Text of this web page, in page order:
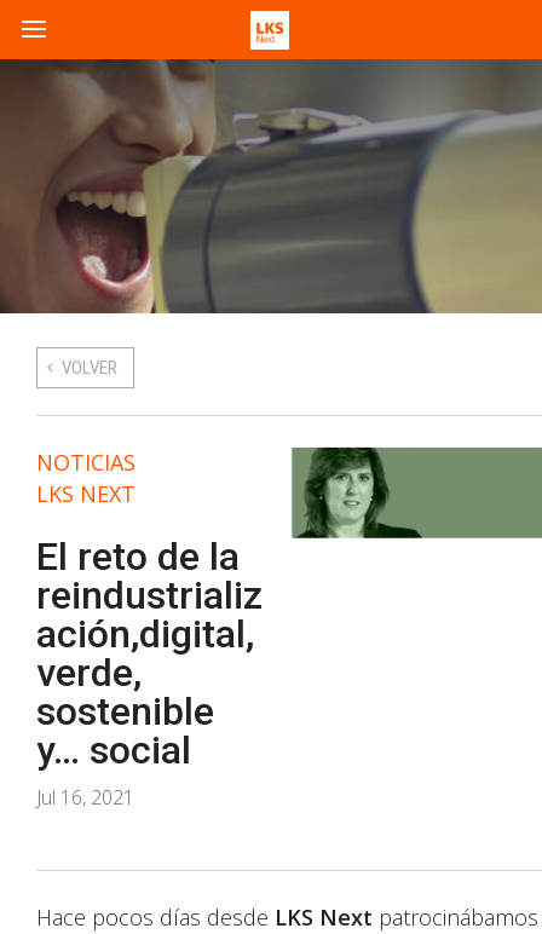
VOLVER
NOTICIAS
LKS NEXT
El reto de la
reindustrializ
ación,digital,
verde,
sostenible
y… social
Jul 16, 2021
Hace pocos días desde LKS Next patrocinábamos